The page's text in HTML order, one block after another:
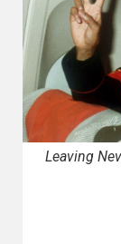
Krótkie
recenzje
Seriale
recenzje
Leaving